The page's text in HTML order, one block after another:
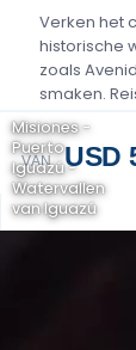
Verken het
historische
zoals
smaken.
VAN USD
Misiones -
Puerto
Iguazú -
Watervallen
van Iguazú